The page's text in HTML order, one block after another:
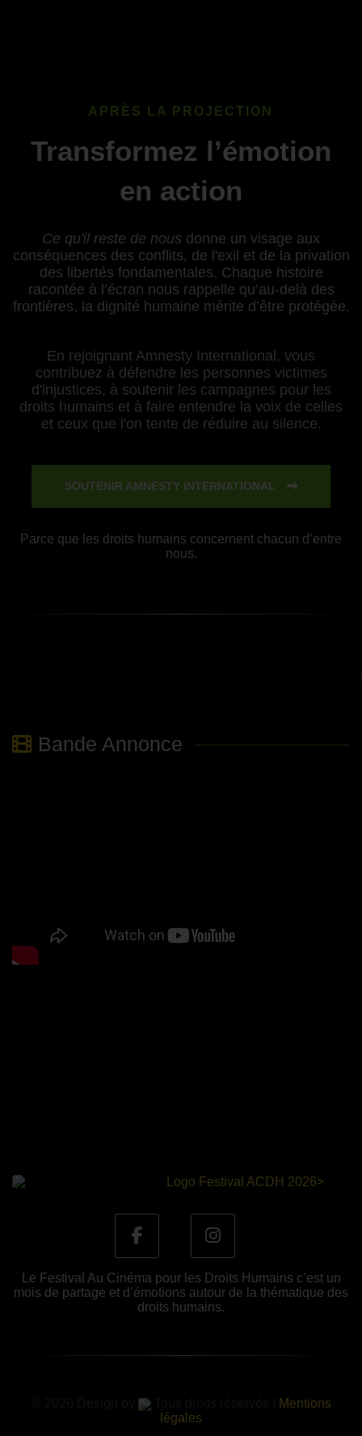
APRÈS LA PROJECTION
Transformez l’émotion
en action
Ce qu'il reste de nous donne un visage aux
conséquences des conflits, de l'exil et de la privation
des libertés fondamentales. Chaque histoire
racontée à l’écran nous rappelle qu’au-delà des
frontières, la dignité humaine mérite d’être protégée.
En rejoignant Amnesty International, vous
contribuez à défendre les personnes victimes
d'injustices, à soutenir les campagnes pour les
droits humains et à faire entendre la voix de celles
et ceux que l'on tente de réduire au silence.
SOUTENIR AMNESTY INTERNATIONAL
Parce que les droits humains concernent chacun d’entre
nous.
Bande Annonce
Le Festival Au Cinéma pour les Droits Humains c’est un
mois de partage et d’émotions autour de la thématique des
droits humains.
Tous droits réservés |
Mentions
légales